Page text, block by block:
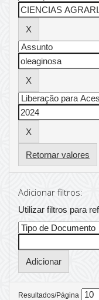
Retornar valores
Adicionar filtros:
Utilizar filtros para
Resultados/Página